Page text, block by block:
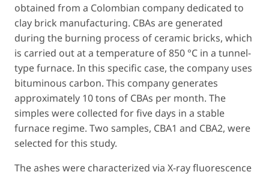
obtained from a Colombian company dedicated to
clay brick manufacturing. CBAs are generated
during the burning process of ceramic bricks, which
is carried out at a temperature of 850 °C in a tunnel-
type furnace. In this specific case, the company uses
bituminous carbon. This company generates
approximately 10 tons of CBAs per month. The
simples were collected for five days in a stable
furnace regime. Two samples, CBA1 and CBA2, were
selected for this study.
The ashes were characterized via X-ray fluorescence